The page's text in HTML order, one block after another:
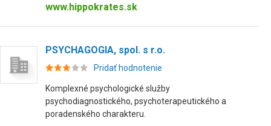
www.hippokrates.sk
PSYCHAGOGIA, spol. s r.o.
Pridať hodnotenie
Komplexné psychologické služby
psychodiagnostického, psychoterapeutického a
poradenského charakteru.